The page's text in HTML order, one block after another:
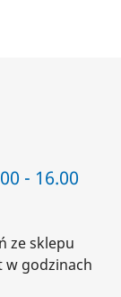
- 16.00
ze sklepu
w godzinach